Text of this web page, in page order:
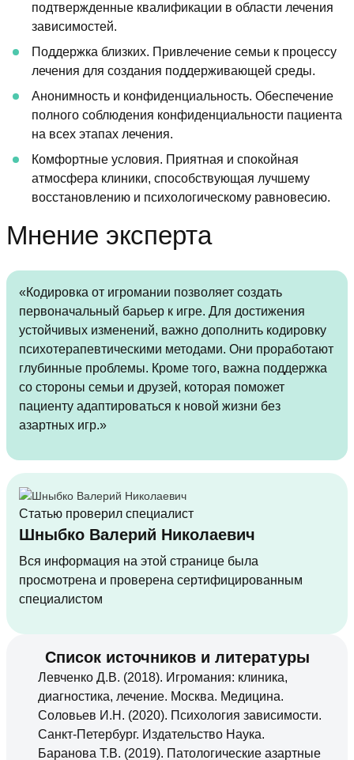
подтвержденные квалификации в области лечения
зависимостей.
Поддержка близких. Привлечение семьи к процессу
лечения для создания поддерживающей среды.
Анонимность и конфиденциальность. Обеспечение
полного соблюдения конфиденциальности пациента
на всех этапах лечения.
Комфортные условия. Приятная и спокойная
атмосфера клиники, способствующая лучшему
восстановлению и психологическому равновесию.
Мнение эксперта
«Кодировка от игромании позволяет создать
первоначальный барьер к игре. Для достижения
устойчивых изменений, важно дополнить кодировку
психотерапевтическими методами. Они проработают
глубинные проблемы. Кроме того, важна поддержка
со стороны семьи и друзей, которая поможет
пациенту адаптироваться к новой жизни без
азартных игр.»
Статью проверил специалист
Шныбко Валерий Николаевич
Вся информация на этой странице была
просмотрена и проверена сертифицированным
специалистом
Список источников и литературы
Левченко Д.В. (2018). Игромания: клиника,
диагностика, лечение. Москва. Медицина.
Соловьев И.Н. (2020). Психология зависимости.
Санкт-Петербург. Издательство Наука.
Баранова Т.В. (2019). Патологические азартные